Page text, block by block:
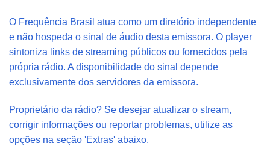
O Frequência Brasil atua como um diretório independente
e não hospeda o sinal de áudio desta emissora. O player
sintoniza links de streaming públicos ou fornecidos pela
própria rádio. A disponibilidade do sinal depende
exclusivamente dos servidores da emissora.
Proprietário da rádio? Se desejar atualizar o stream,
corrigir informações ou reportar problemas, utilize as
opções na seção 'Extras' abaixo.